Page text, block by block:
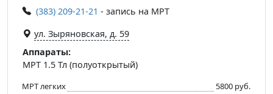
(383) 209-21-21 - запись на МРТ
ул. Зыряновская, д. 59
Аппараты:
МРТ 1.5 Тл (полуоткрытый)
МРТ легких 5800 руб.